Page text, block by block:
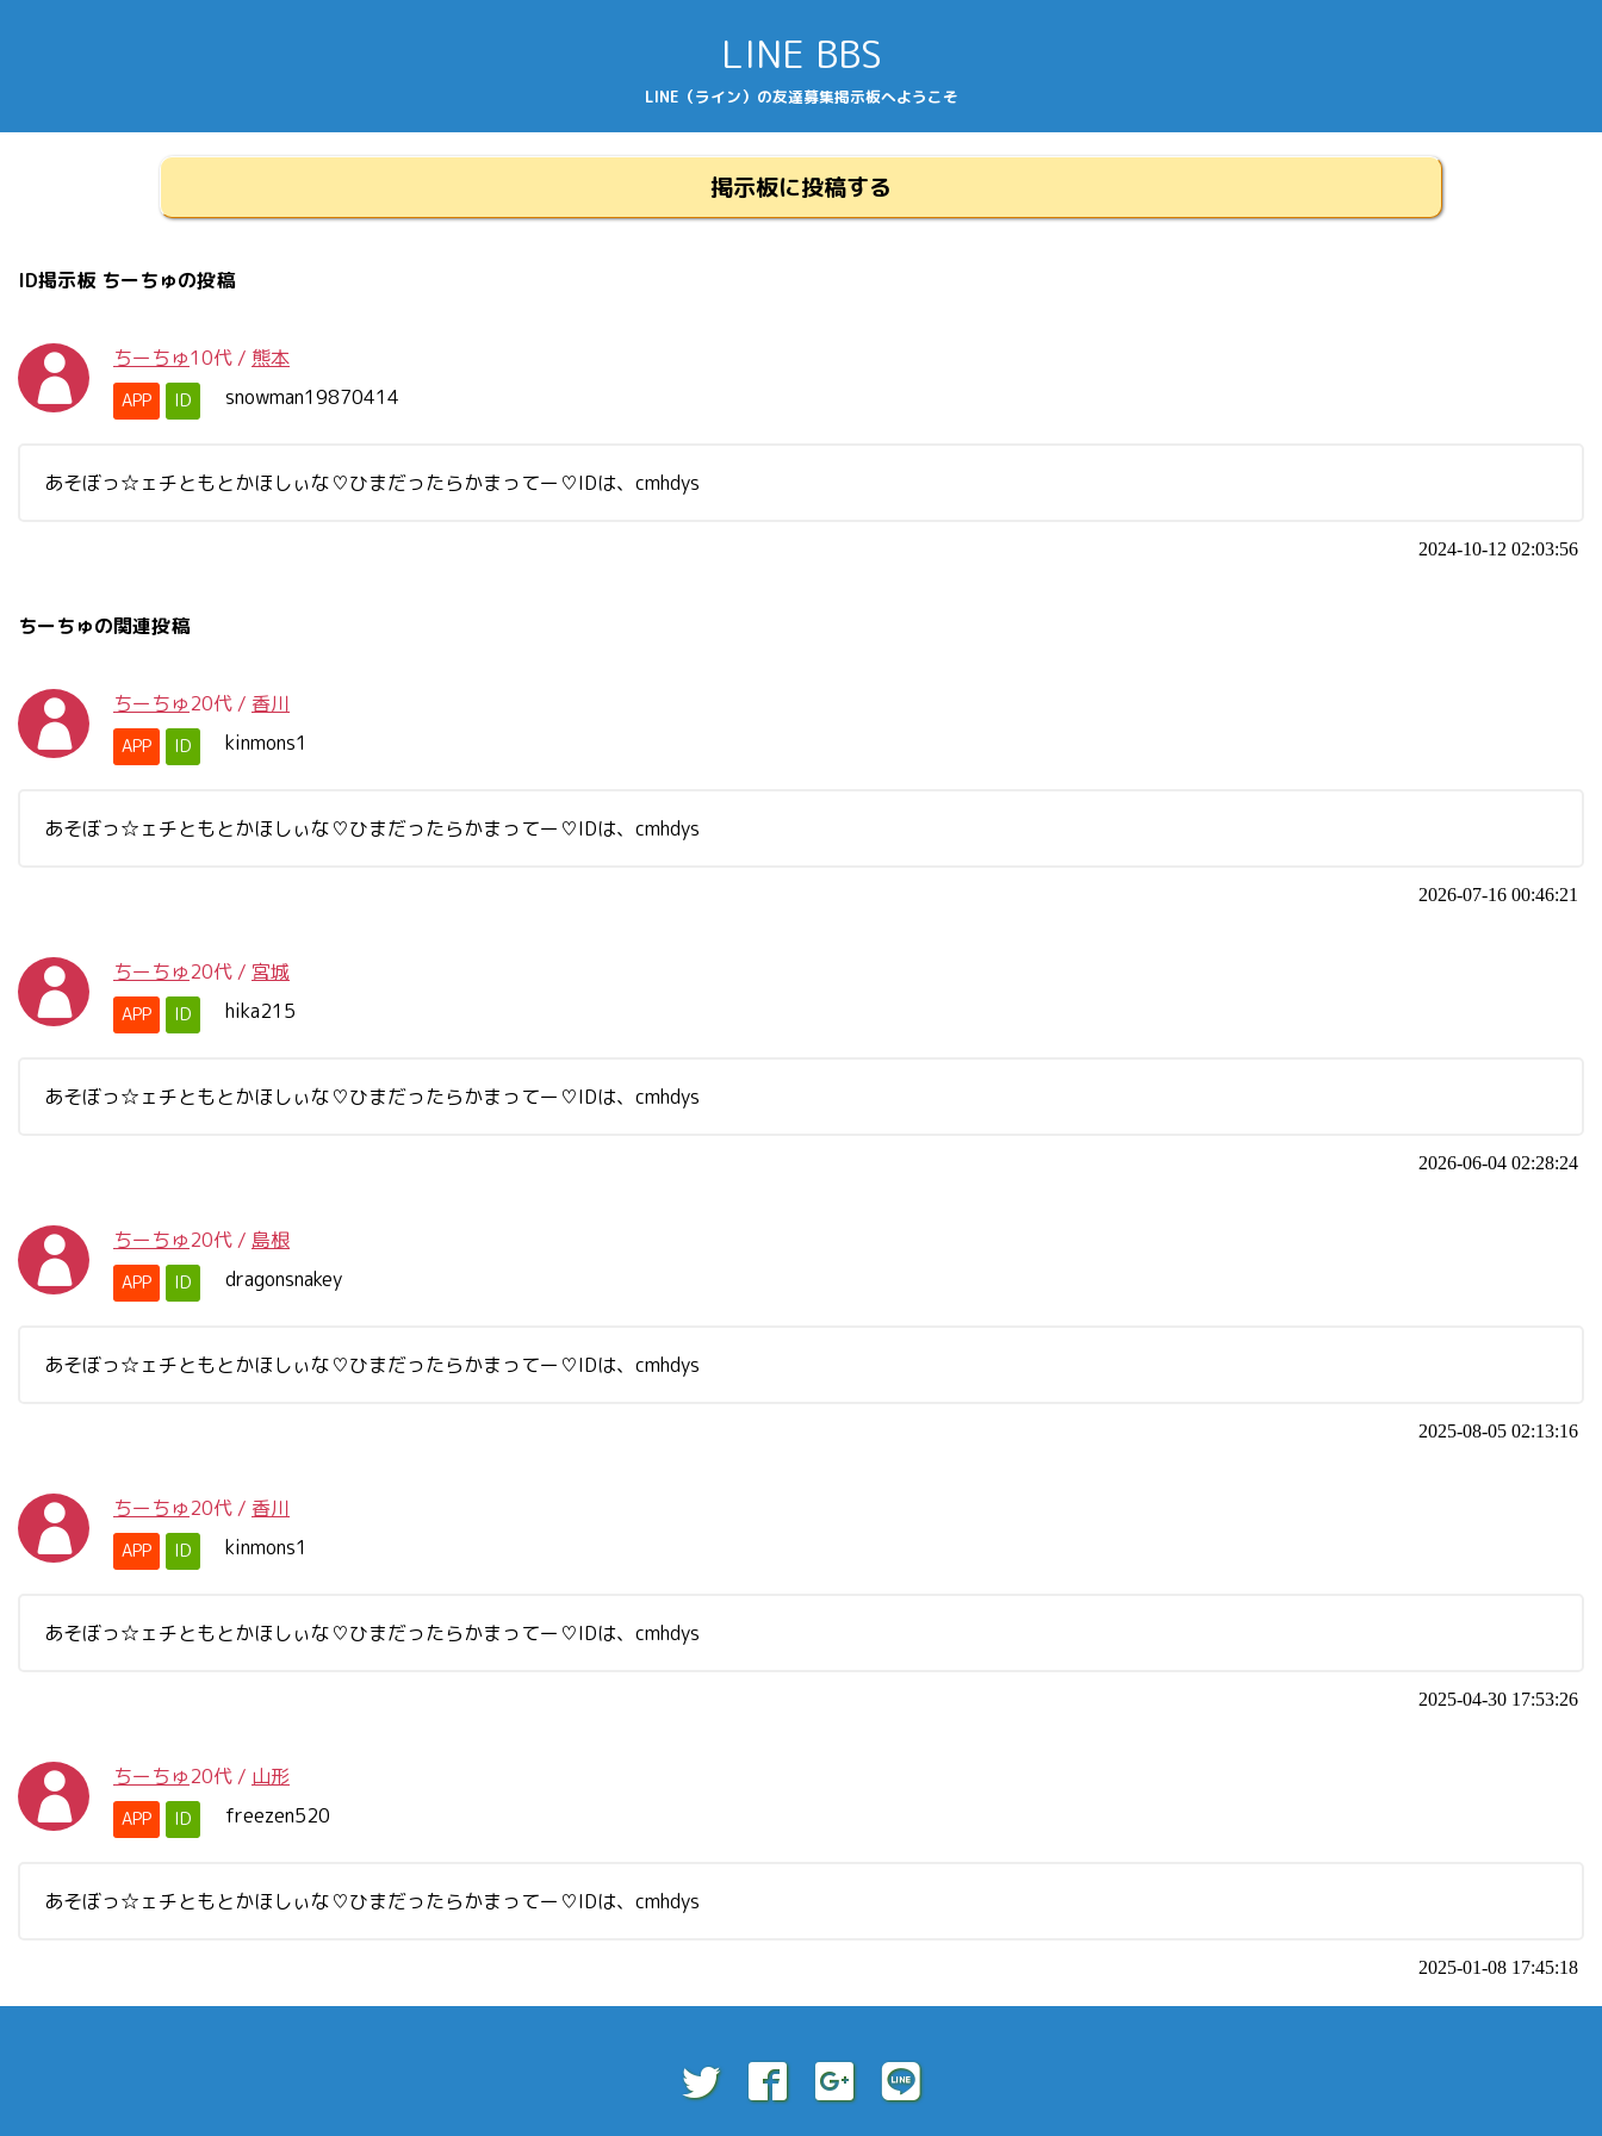
LINE BBS
LINE（ライン）の友達募集掲示板へようこそ
掲示板に投稿する
ID掲示板 ちーちゅの投稿
ちーちゅ10代 / 熊本
APP ID snowman19870414
あそぼっ☆ェチともとかほしぃな♡ひまだったらかまってー♡IDは、cmhdys
2024-10-12 02:03:56
ちーちゅの関連投稿
ちーちゅ20代 / 香川
APP ID kinmons1
あそぼっ☆ェチともとかほしぃな♡ひまだったらかまってー♡IDは、cmhdys
2026-07-16 00:46:21
ちーちゅ20代 / 宮城
APP ID hika215
あそぼっ☆ェチともとかほしぃな♡ひまだったらかまってー♡IDは、cmhdys
2026-06-04 02:28:24
ちーちゅ20代 / 島根
APP ID dragonsnakey
あそぼっ☆ェチともとかほしぃな♡ひまだったらかまってー♡IDは、cmhdys
2025-08-05 02:13:16
ちーちゅ20代 / 香川
APP ID kinmons1
あそぼっ☆ェチともとかほしぃな♡ひまだったらかまってー♡IDは、cmhdys
2025-04-30 17:53:26
ちーちゅ20代 / 山形
APP ID freezen520
あそぼっ☆ェチともとかほしぃな♡ひまだったらかまってー♡IDは、cmhdys
2025-01-08 17:45:18